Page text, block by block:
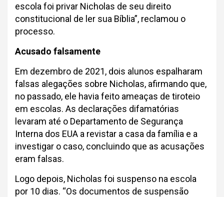
escola foi privar Nicholas de seu direito
constitucional de ler sua Bíblia”, reclamou o
processo.
Acusado falsamente
Em dezembro de 2021, dois alunos espalharam
falsas alegações sobre Nicholas, afirmando que,
no passado, ele havia feito ameaças de tiroteio
em escolas. As declarações difamatórias
levaram até o Departamento de Segurança
Interna dos EUA a revistar a casa da família e a
investigar o caso, concluindo que as acusações
eram falsas.
Logo depois, Nicholas foi suspenso na escola
por 10 dias. “Os documentos de suspensão